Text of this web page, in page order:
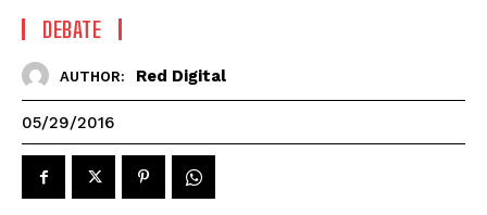
DEBATE
AUTHOR: Red Digital
05/29/2016